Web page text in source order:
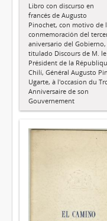
Libro con discurso en
francés de Augusto
Pinochet, con motivo de
conmemoración del
aniversario del Gobierno,
titulado Discours de M. le
Président de la
Chilí, Général Augusto
Ugarte, à l'occasion du
Anniversaire de son
Gouvernement